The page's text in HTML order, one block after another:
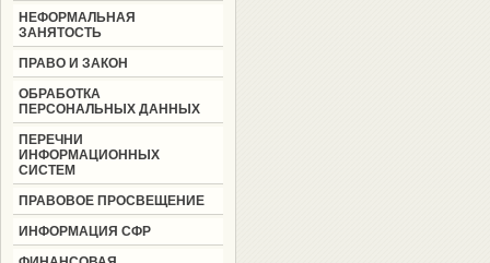
НЕФОРМАЛЬНАЯ
ЗАНЯТОСТЬ
ПРАВО И ЗАКОН
ОБРАБОТКА
ПЕРСОНАЛЬНЫХ ДАННЫХ
ПЕРЕЧНИ
ИНФОРМАЦИОННЫХ
СИСТЕМ
ПРАВОВОЕ ПРОСВЕЩЕНИЕ
ИНФОРМАЦИЯ СФР